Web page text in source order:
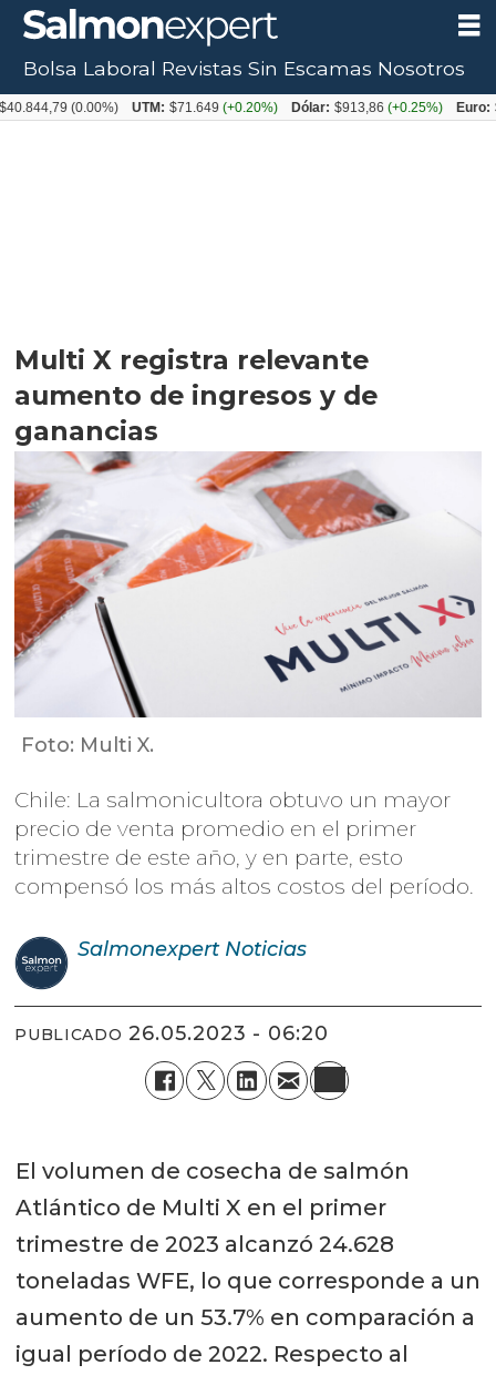
Multi X registra relevante
aumento de ingresos y de
ganancias
Foto: Multi X.
Chile: La salmonicultora obtuvo un mayor
precio de venta promedio en el primer
trimestre de este año, y en parte, esto
compensó los más altos costos del período.
Salmonexpert Noticias
PUBLICADO 26.05.2023 - 06:20
El volumen de cosecha de salmón
Atlántico de Multi X en el primer
trimestre de 2023 alcanzó 24.628
toneladas WFE, lo que corresponde a un
aumento de un 53.7% en comparación a
igual período de 2022. Respecto al
Bolsa Laboral Revistas Sin Escamas Nosotros
(0.00%) UTM: $71.649(+0.20%) Dólar: $913,86(+0.25%) Euro: